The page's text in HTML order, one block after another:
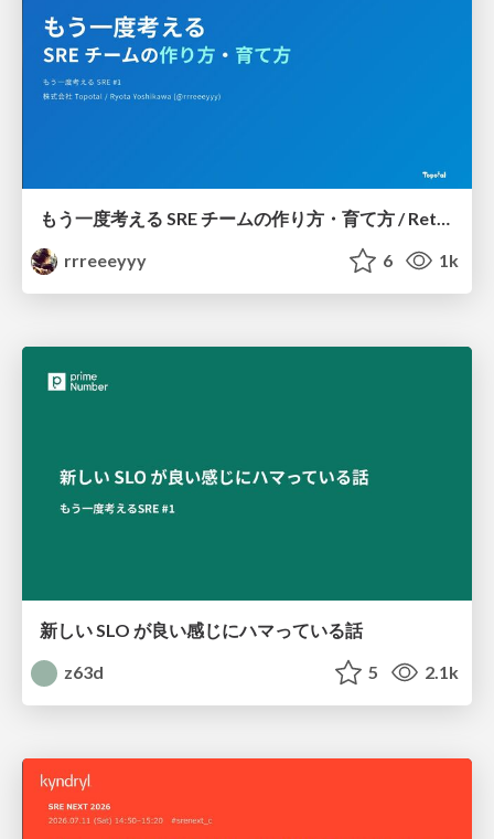
もう一度考える SRE チームの作り方・育て方 / Rethinking SRE #1: Building and Growing SRE Teams
rrreeeyyy
6 1k
新しい SLO が良い感じにハマっている話
z63d
5 2.1k